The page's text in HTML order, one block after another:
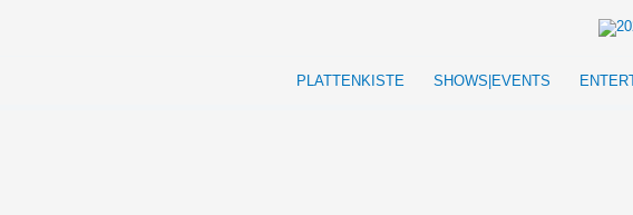
PLATTENKISTE
SHOWS|EVENTS